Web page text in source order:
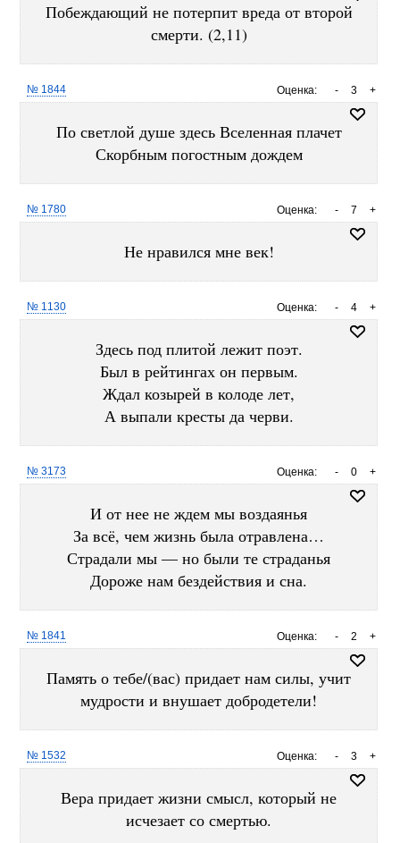
Побеждающий не потерпит вреда от второй
смерти. (2,11)
Оценка: +
3
-
№ 1844
По светлой душе здесь Вселенная плачет
Скорбным погостным дождем
Оценка: +
7
-
№ 1780
Не нравился мне век!
Оценка: +
4
-
№ 1130
Здесь под плитой лежит поэт.
Был в рейтингах он первым.
Ждал козырей в колоде лет,
А выпали кресты да черви.
Оценка: +
0
-
№ 3173
И от нее не ждем мы воздаянья
За всё, чем жизнь была отравлена…
Страдали мы — но были те страданья
Дороже нам бездействия и сна.
Оценка: +
2
-
№ 1841
Память о тебе/(вас) придает нам силы, учит
мудрости и внушает добродетели!
Оценка: +
3
-
№ 1532
Вера придает жизни смысл, который не
исчезает со смертью.